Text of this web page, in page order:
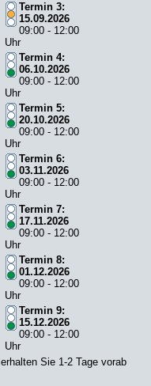
Termin 3:
15.09.2026
09:00 - 12:00
Uhr
Termin 4:
06.10.2026
09:00 - 12:00
Uhr
Termin 5:
20.10.2026
09:00 - 12:00
Uhr
Termin 6:
03.11.2026
09:00 - 12:00
Uhr
Termin 7:
17.11.2026
09:00 - 12:00
Uhr
Termin 8:
01.12.2026
09:00 - 12:00
Uhr
Termin 9:
15.12.2026
09:00 - 12:00
Uhr
erhalten Sie 1-2 Tage vorab